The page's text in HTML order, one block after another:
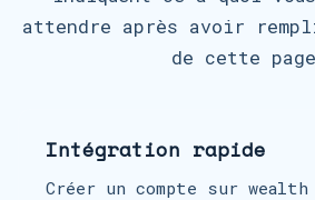
attendre après avoir
de cette
Intégration rapide
Créer un compte sur wealth